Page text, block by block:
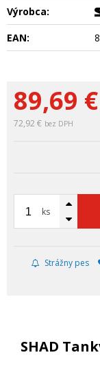
89,69 €
72,92 € bez DPH
ks
Strážny pes
Výrobca:
EAN:
SHAD